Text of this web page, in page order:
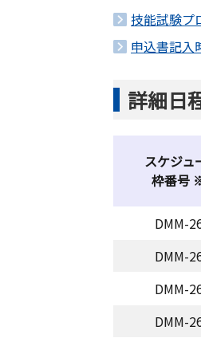
技能試験プ
申込書記入
詳細日
スケジュ
枠番号
DMM-
DMM-
DMM-
DMM-